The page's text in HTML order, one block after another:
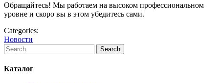
Обращайтесь! Мы работаем на высоком профессиональном
уровне и скоро вы в этом убедитесь сами.
Categories:
Новости
Каталог